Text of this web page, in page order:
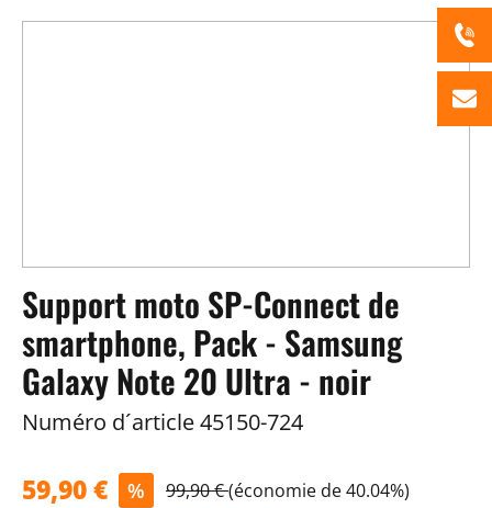
Support moto SP-Connect de
smartphone, Pack - Samsung
Galaxy Note 20 Ultra - noir
Numéro d´article45150-724
59,90 € % 99,90 €(économie de 40.04%)